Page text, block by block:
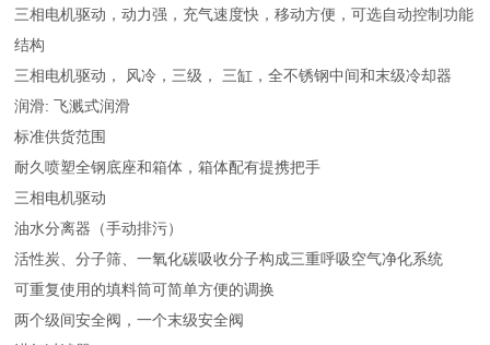
三相电机驱动，动力强，充气速度快，移动方便，可选自动控制功能
结构
三相电机驱动， 风冷，三级， 三缸，全不锈钢中间和末级冷却器
润滑: 飞溅式润滑
标准供货范围
耐久喷塑全钢底座和箱体，箱体配有提携把手
三相电机驱动
油水分离器（手动排污）
活性炭、分子筛、一氧化碳吸收分子构成三重呼吸空气净化系统
可重复使用的填料筒可简单方便的调换
两个级间安全阀，一个末级安全阀